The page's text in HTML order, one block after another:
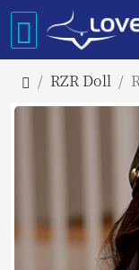
RZR Doll